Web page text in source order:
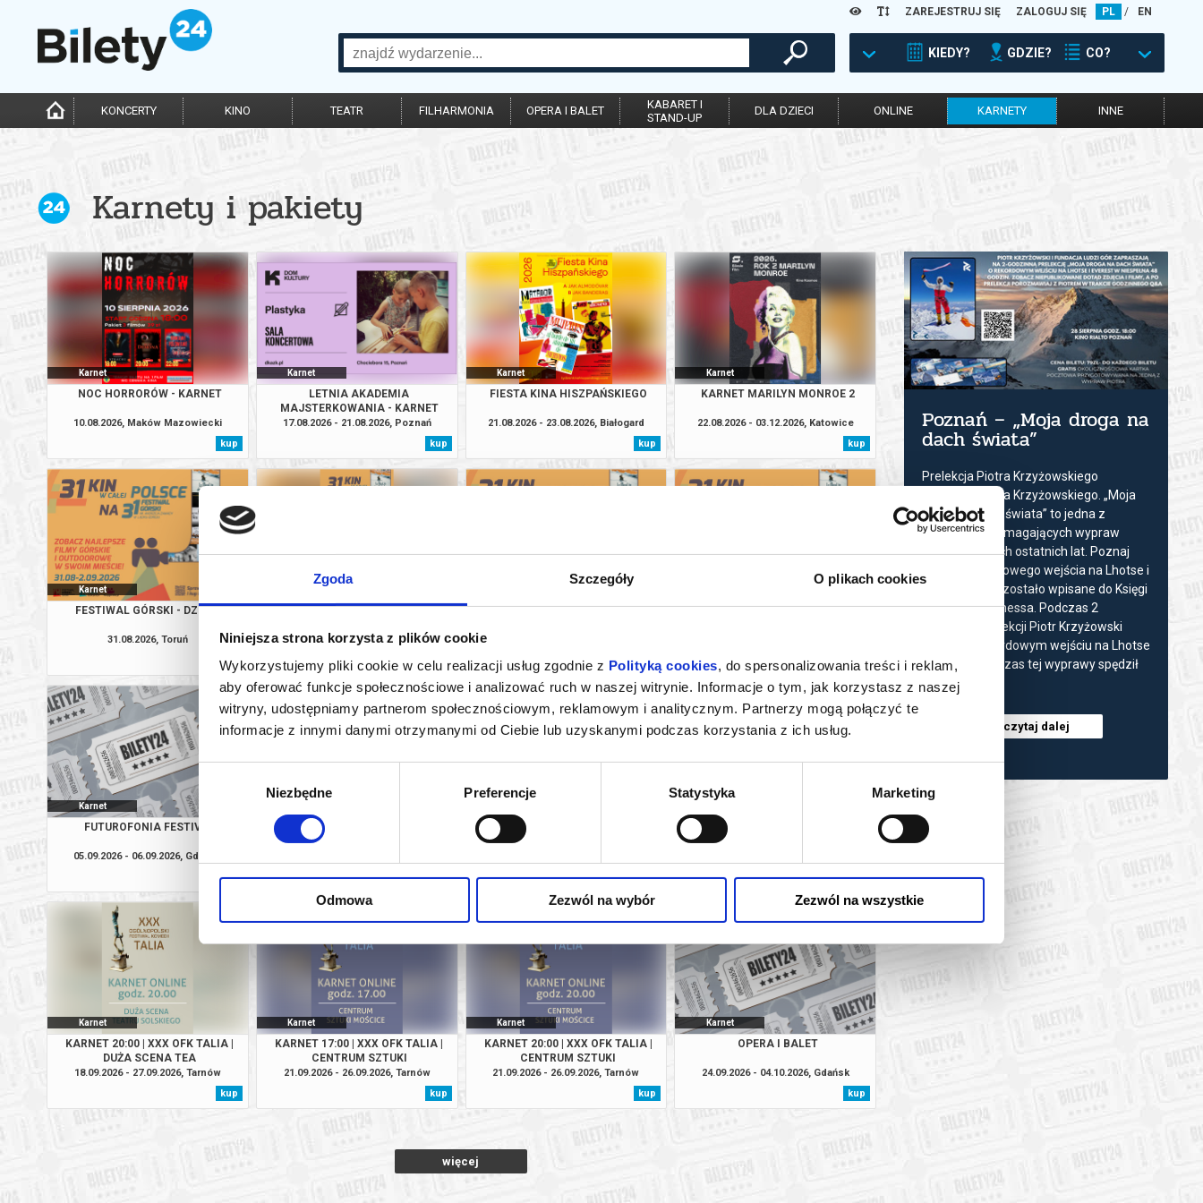
Zgoda Szczegóły O plikach cookies
Niniejsza strona korzysta z plików cookie
Wykorzystujemy pliki cookie w celu realizacji usług zgodnie z Polityką cookies, do spersonalizowania treści i reklam,
aby oferować funkcje społecznościowe i analizować ruch w naszej witrynie. Informacje o tym, jak korzystasz z naszej
witryny, udostępniamy partnerom społecznościowym, reklamowym i analitycznym. Partnerzy mogą połączyć te
informacje z innymi danymi otrzymanymi od Ciebie lub uzyskanymi podczas korzystania z ich usług.
Niezbędne Preferencje Statystyka Marketing
Odmowa Zezwól na wybór Zezwól na wszystkie
ZAREJESTRUJ SIĘ ZALOGUJ SIĘ PL / EN
KIEDY? GDZIE? CO?
KONCERTY KINO TEATR FILHARMONIA OPERA I BALET
KABARET I
STAND-UP
DLA DZIECI ONLINE KARNETY INNE
Karnety i pakiety
Karnet
NOC HORRORÓW - KARNET
10.08.2026, Maków Mazowiecki
kup
Karnet
LETNIA AKADEMIA
MAJSTERKOWANIA - KARNET
17.08.2026 - 21.08.2026, Poznań
kup
Karnet
FIESTA KINA HISZPAŃSKIEGO
21.08.2026 - 23.08.2026, Białogard
kup
Karnet
KARNET MARILYN MONROE 2
22.08.2026 - 03.12.2026, Katowice
kup
Karnet
FESTIWAL GÓRSKI - DZIEŃ 1
31.08.2026, Toruń
kup
FESTIWAL GÓRSKI W KINIE LUBOŃ
31.08.2026 - 02.09.2026, Mszana Dolna
kup
FESTIWAL GÓRSKI - DZIEŃ 2
kup
FESTIWAL GÓRSKI - DZIEŃ 3
kup
Karnet
FUTUROFONIA FESTIVAL
05.09.2026 - 06.09.2026, Gdańsk
kup
KARNET IMPRODROM 2026
kup
NIEDZIELA W OPERZE
kup
KARNET 17:00 | XXX OFK TALIA |
kup
Karnet
KARNET 20:00 | XXX OFK TALIA |
DUŻA SCENA TEA
18.09.2026 - 27.09.2026, Tarnów
kup
Karnet
KARNET 17:00 | XXX OFK TALIA |
CENTRUM SZTUKI
21.09.2026 - 26.09.2026, Tarnów
kup
Karnet
KARNET 20:00 | XXX OFK TALIA |
CENTRUM SZTUKI
21.09.2026 - 26.09.2026, Tarnów
kup
Karnet
OPERA I BALET
24.09.2026 - 04.10.2026, Gdańsk
kup
więcej
Poznań – „Moja droga na
dach świata”
Prelekcja Piotra Krzyżowskiego
Prelekcja Piotra Krzyżowskiego. „Moja
droga na dach świata” to jedna z
najbardziej wymagających wypraw
wysokogórskich ostatnich lat. Poznaj
historię rekordowego wejścia na Lhotse i
Everest, które zostało wpisane do Księgi
Rekordów Guinessa. Podczas 2
godzinnej prelekcji Piotr Krzyżowski
opowie o rekordowym wejściu na Lhotse
i Everest. Podczas tej wyprawy spędził
4...
czytaj dalej